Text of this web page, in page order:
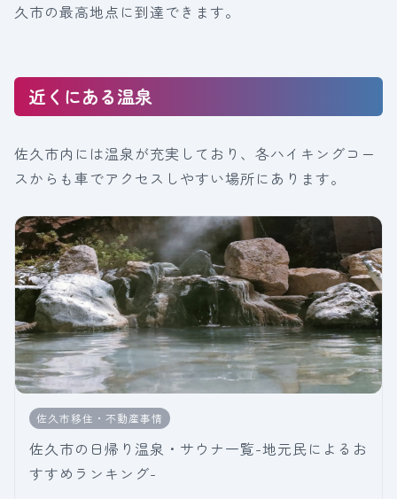
久市の最高地点に到達できます。
近くにある温泉
佐久市内には温泉が充実しており、各ハイキングコー
スからも車でアクセスしやすい場所にあります。
佐久市移住・不動産事情
佐久市の日帰り温泉・サウナ一覧-地元民によるお
すすめランキング-